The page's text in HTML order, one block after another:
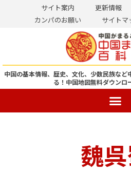
ン
ツ
ス
サイト案内 更新情報
カンパのお願い
サイトマ
中国の基本情報、歴史、文化、少数民族な
る！ 中国地図無料ダウンロ
魏